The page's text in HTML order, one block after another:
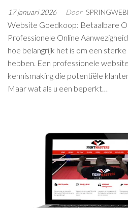
17 januari 2026 Door
Website Goedkoop: Betaalbare
Professionele Online
hoe belangrijk het is om een
hebben. Een professionele
kennismaking die potentiële
Maar wat als u een beperkt…